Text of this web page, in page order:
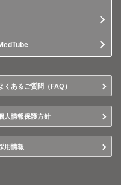
くあるご質問（FAQ）
人情報保護方針
用情報